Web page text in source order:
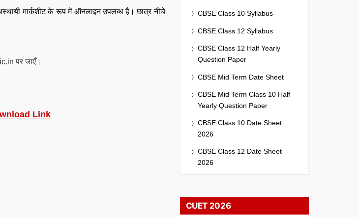
मार्कशीट के रूप में ऑनलाइन उपलब्ध है। छात्र नीचे
पर जाएँ।
Link
CBSE Class 10 Syllabus
CBSE Class 12 Syllabus
CBSE Class 12 Half Yearly
Question Paper
CBSE Mid Term Date Sheet
CBSE Mid Term Class 10 Half
Yearly Question Paper
CBSE Class 10 Date Sheet
2026
CBSE Class 12 Date Sheet
2026
CUET 2026